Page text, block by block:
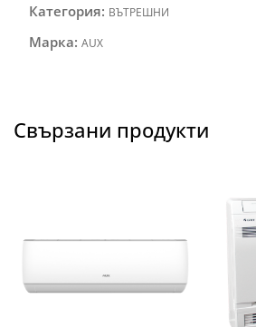
Категория: ВЪТРЕШНИ
Марка: AUX
Свързани продукти